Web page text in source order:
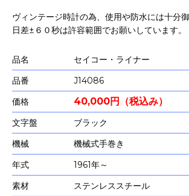
ヴィンテージ時計の為、使用や防水には十分御
日差±６０秒は許容範囲でお願いしています。
品名
セイコー・ライナー
品番
J14086
価格
40,000円（税込み）
文字盤
ブラック
機械
機械式手巻き
年式
1961年～
素材
ステンレススチール